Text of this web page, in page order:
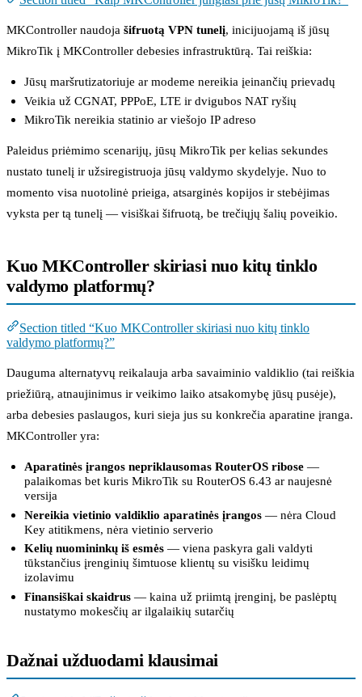
MKController naudoja šifruotą VPN tunelį, inicijuojamą iš jūsų
MikroTik į MKController debesies infrastruktūrą. Tai reiškia:
Jūsų maršrutizatoriuje ar modeme nereikia įeinančių prievadų
Veikia už CGNAT, PPPoE, LTE ir dvigubos NAT ryšių
MikroTik nereikia statinio ar viešojo IP adreso
Paleidus priėmimo scenarijų, jūsų MikroTik per kelias sekundes
nustato tunelį ir užsiregistruoja jūsų valdymo skydelyje. Nuo to
momento visa nuotolinė prieiga, atsarginės kopijos ir stebėjimas
vyksta per tą tunelį — visiškai šifruotą, be trečiųjų šalių poveikio.
Kuo MKController skiriasi nuo kitų tinklo
valdymo platformų?
Section titled “Kuo MKController skiriasi nuo kitų tinklo
valdymo platformų?”
Dauguma alternatyvų reikalauja arba savaiminio valdiklio (tai reiškia
priežiūrą, atnaujinimus ir veikimo laiko atsakomybę jūsų pusėje),
arba debesies paslaugos, kuri sieja jus su konkrečia aparatine įranga.
MKController yra:
Aparatinės įrangos nepriklausomas RouterOS ribose —
palaikomas bet kuris MikroTik su RouterOS 6.43 ar naujesnė
versija
Nereikia vietinio valdiklio aparatinės įrangos — nėra Cloud
Key atitikmens, nėra vietinio serverio
Kelių nuomininkų iš esmės — viena paskyra gali valdyti
tūkstančius įrenginių šimtuose klientų su visišku leidimų
izolavimu
Finansiškai skaidrus — kaina už priimtą įrenginį, be paslėptų
nustatymo mokesčių ar ilgalaikių sutarčių
Dažnai užduodami klausimai